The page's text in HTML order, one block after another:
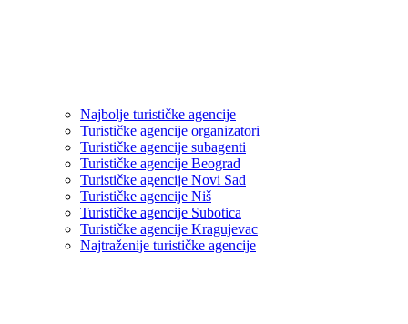
Najbolje turističke agencije
Turističke agencije organizatori
Turističke agencije subagenti
Turističke agencije Beograd
Turističke agencije Novi Sad
Turističke agencije Niš
Turističke agencije Subotica
Turističke agencije Kragujevac
Najtraženije turističke agencije